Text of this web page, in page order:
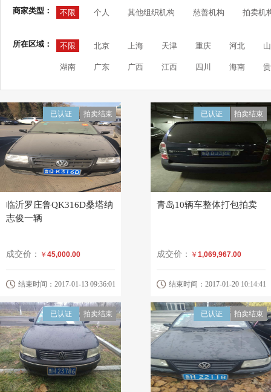
商家类型： 不限 个人 其他组织机构 慈善机构 拍卖机
所在区域： 不限 北京 上海 天津 重庆 河北
湖南 广东 广西 江西 四川 海南
拍卖结束
已认证
临沂罗庄鲁QK316D桑塔纳
志俊一辆
成交价： ￥ 45,000.00
结束时间：2017-01-13 09:36:01
拍卖结束
已认证
青岛10辆车整体打包拍卖
成交价： ￥ 1,069,967.00
结束时间：2017-01-20 10:14:41
拍卖结束
已认证 拍卖结束
已认证